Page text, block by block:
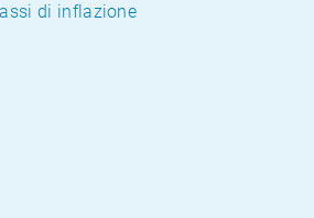
di inflazione